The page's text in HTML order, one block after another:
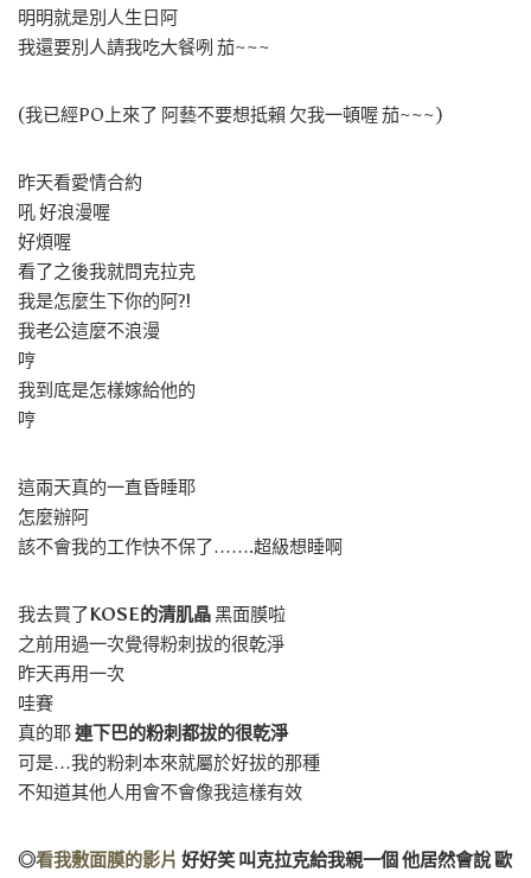
明明就是別人生日阿
我還要別人請我吃大餐咧 茄~~~
(我已經PO上來了 阿藝不要想抵賴 欠我一頓喔 茄~~~)
昨天看愛情合約
吼 好浪漫喔
好煩喔
看了之後我就問克拉克
我是怎麼生下你的阿?!
我老公這麼不浪漫
哼
我到底是怎樣嫁給他的
哼
這兩天真的一直昏睡耶
怎麼辦阿
該不會我的工作快不保了…….超級想睡啊
我去買了KOSE的清肌晶黑面膜啦
之前用過一次覺得粉刺拔的很乾淨
昨天再用一次
哇賽
真的耶連下巴的粉刺都拔的很乾淨
可是…我的粉刺本來就屬於好拔的那種
不知道其他人用會不會像我這樣有效
◎看我敷面膜的影片 好好笑 叫克拉克給我親一個 他居然會說 歐